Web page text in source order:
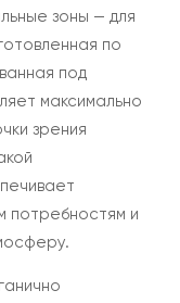
зоны — для
по
под
максимально
зрения
потребностям и